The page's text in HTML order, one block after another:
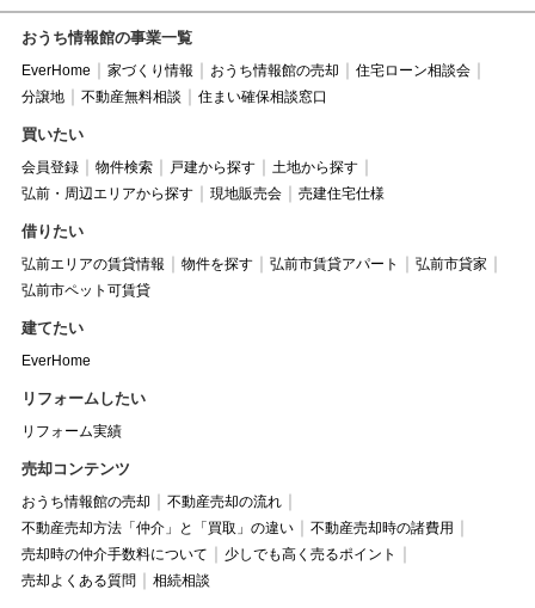
おうち情報館の事業一覧
EverHome 家づくり情報 おうち情報館の売却
住宅ローン相談会
分譲地
不動産無料相談 住まい確保相談窓口
買いたい
会員登録 物件検索 戸建から探す
土地から探す
弘前・周辺エリアから探す
現地販売会 売建住宅仕様
借りたい
弘前エリアの賃貸情報 物件を探す 弘前市賃貸アパート
弘前市貸家
弘前市ペット可賃貸
建てたい
EverHome
リフォームしたい
リフォーム実績
売却コンテンツ
おうち情報館の売却
不動産売却の流れ
不動産売却方法「仲介」と「買取」の違い
不動産売却時の諸費用
売却時の仲介手数料について
少しでも高く売るポイント
売却よくある質問
相続相談